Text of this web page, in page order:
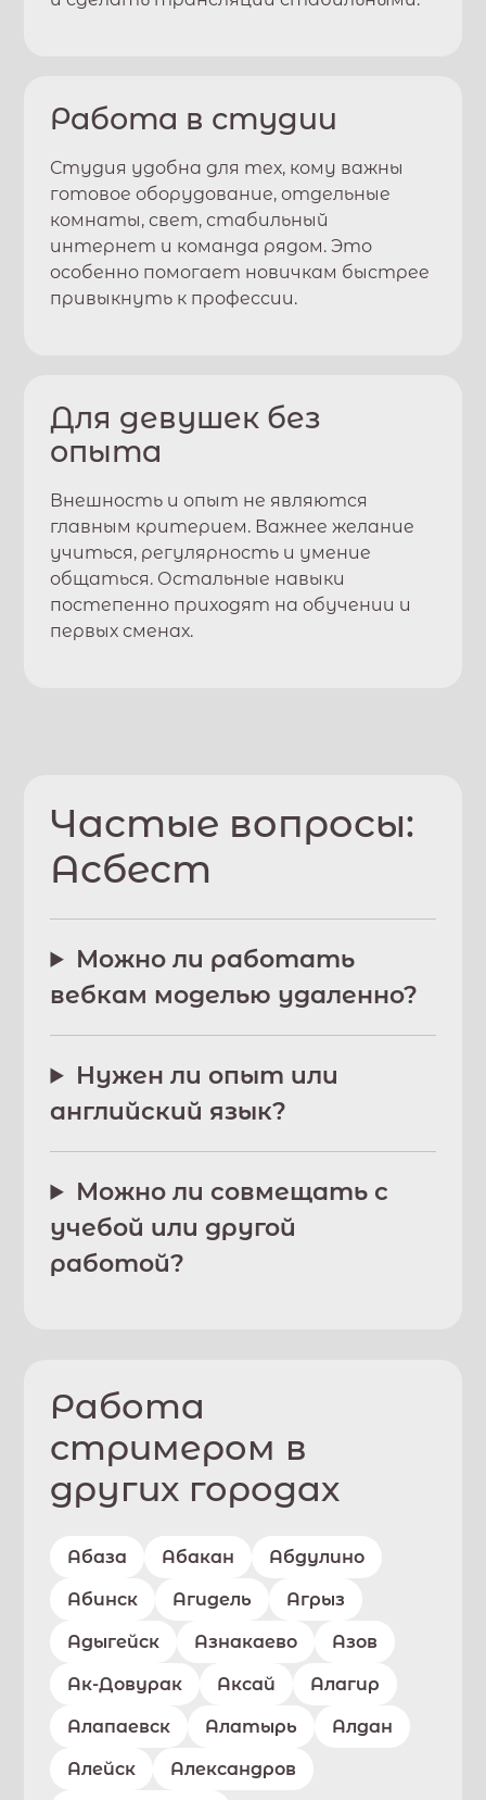
Работа в студии
Студия удобна для тех, кому важны
готовое оборудование, отдельные
комнаты, свет, стабильный
интернет и команда рядом. Это
особенно помогает новичкам быстрее
привыкнуть к профессии.
Для девушек без
опыта
Внешность и опыт не являются
главным критерием. Важнее желание
учиться, регулярность и умение
общаться. Остальные навыки
постепенно приходят на обучении и
первых сменах.
Частые вопросы:
Асбест
Можно ли работать
вебкам моделью удаленно?
Нужен ли опыт или
английский язык?
Можно ли совмещать с
учебой или другой
работой?
Работа
стримером в
других городах
Абаза Абакан Абдулино
Абинск Агидель Агрыз
Адыгейск Азнакаево Азов
Ак-Довурак Аксай Алагир
Алапаевск Алатырь Алдан
Алейск Александров